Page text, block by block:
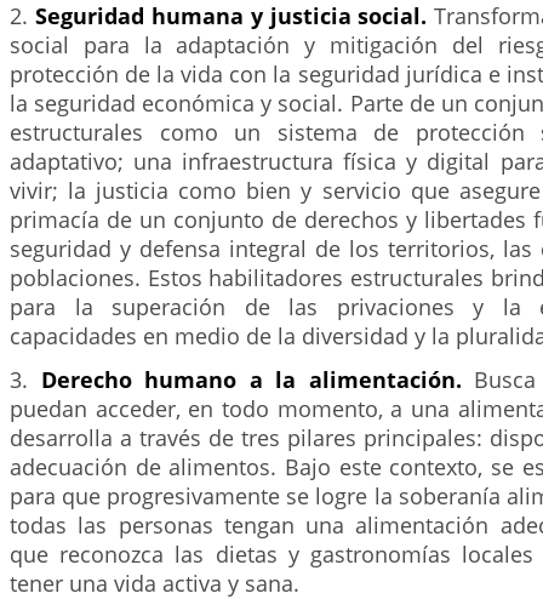
2. Seguridad humana y justicia social.
social para la adaptación y mitigación del
protección de la vida con la seguridad jurídica e
la seguridad económica y social. Parte de un
estructurales como un sistema de protección
adaptativo; una infraestructura física y digital
vivir; la justicia como bien y servicio que
primacía de un conjunto de derechos y libertades
seguridad y defensa integral de los territorios, las
poblaciones. Estos habilitadores estructurales
para la superación de las privaciones y la
capacidades en medio de la diversidad y la
3. Derecho humano a la alimentación.
puedan acceder, en todo momento, a una
desarrolla a través de tres pilares principales:
adecuación de alimentos. Bajo este contexto, se
para que progresivamente se logre la soberanía
todas las personas tengan una alimentación
que reconozca las dietas y gastronomías
tener una vida activa y sana.